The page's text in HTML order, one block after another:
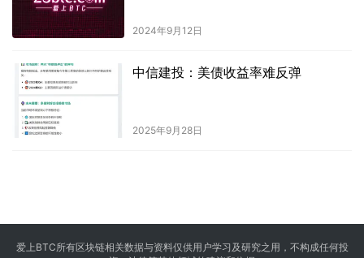
2024年9月12日
中信建投：美债收益率难反弹
2025年9月28日
爱上BTC所有区块链相关数据与资料仅供用户学习及研究之用，不构成任何投